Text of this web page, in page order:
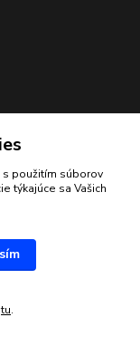
s použitím súborov
týkajúce sa Vašich
tu.